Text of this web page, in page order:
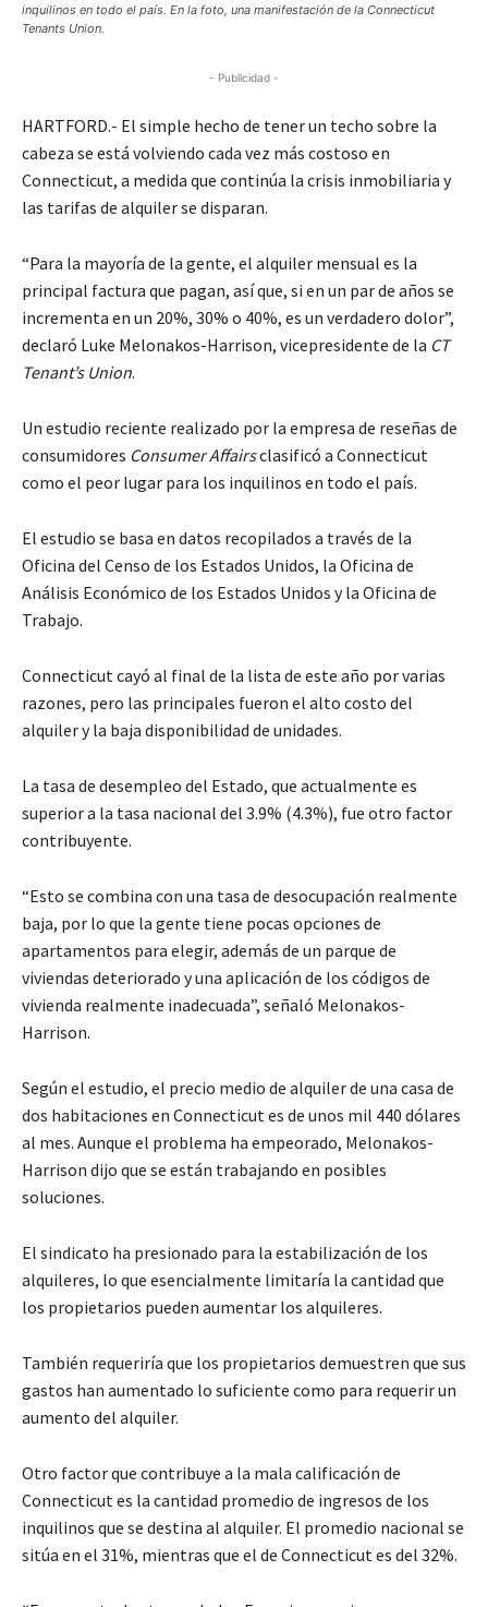
inquilinos en todo el país. En la foto, una manifestación de la Connecticut
Tenants Union.
- Publicidad -
HARTFORD.- El simple hecho de tener un techo sobre la
cabeza se está volviendo cada vez más costoso en
Connecticut, a medida que continúa la crisis inmobiliaria y
las tarifas de alquiler se disparan.
“Para la mayoría de la gente, el alquiler mensual es la
principal factura que pagan, así que, si en un par de años se
incrementa en un 20%, 30% o 40%, es un verdadero dolor”,
declaró Luke Melonakos-Harrison, vicepresidente de la CT
Tenant’s Union.
Un estudio reciente realizado por la empresa de reseñas de
consumidores Consumer Affairsclasificó a Connecticut
como el peor lugar para los inquilinos en todo el país.
El estudio se basa en datos recopilados a través de la
Oficina del Censo de los Estados Unidos, la Oficina de
Análisis Económico de los Estados Unidos y la Oficina de
Trabajo.
Connecticut cayó al final de la lista de este año por varias
razones, pero las principales fueron el alto costo del
alquiler y la baja disponibilidad de unidades.
La tasa de desempleo del Estado, que actualmente es
superior a la tasa nacional del 3.9% (4.3%), fue otro factor
contribuyente.
“Esto se combina con una tasa de desocupación realmente
baja, por lo que la gente tiene pocas opciones de
apartamentos para elegir, además de un parque de
viviendas deteriorado y una aplicación de los códigos de
vivienda realmente inadecuada”, señaló Melonakos-
Harrison.
Según el estudio, el precio medio de alquiler de una casa de
dos habitaciones en Connecticut es de unos mil 440 dólares
al mes. Aunque el problema ha empeorado, Melonakos-
Harrison dijo que se están trabajando en posibles
soluciones.
El sindicato ha presionado para la estabilización de los
alquileres, lo que esencialmente limitaría la cantidad que
los propietarios pueden aumentar los alquileres.
También requeriría que los propietarios demuestren que sus
gastos han aumentado lo suficiente como para requerir un
aumento del alquiler.
Otro factor que contribuye a la mala calificación de
Connecticut es la cantidad promedio de ingresos de los
inquilinos que se destina al alquiler. El promedio nacional se
sitúa en el 31%, mientras que el de Connecticut es del 32%.